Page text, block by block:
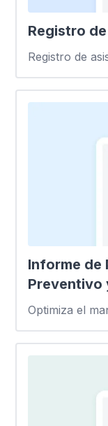
Registro
Registro de
Informe de
Preventivo
Optimiza el